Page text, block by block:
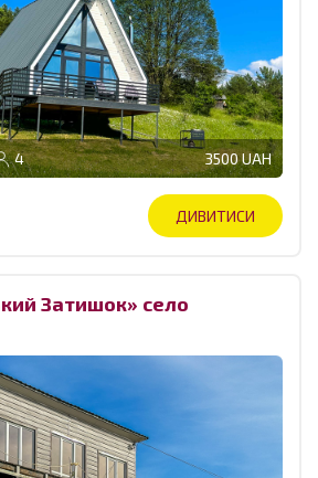
4 3500 UAH
ДИВИТИСИ
Затишок» село